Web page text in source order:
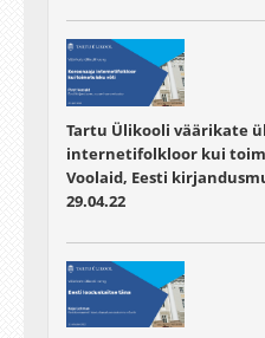
Tartu Ülikooli väärikate
internetifolkloor kui
Voolaid, Eesti
29.04.22